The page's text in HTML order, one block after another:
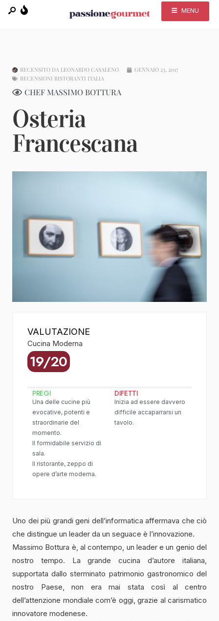
MENU
RECENSITO DA LEONARDO CASALENO
GENNAIO 23, 2017
RECENSIONI RISTORANTI ITALIA
CHEF MASSIMO BOTTURA
Osteria
Francescana
VALUTAZIONE
Cucina Moderna
19/20
PREGI
Una delle cucine più
evocative, potenti e
straordinarie del
momento.
Il formidabile servizio di
sala.
Il ristorante, zeppo di
opere d’arte moderna.
DIFETTI
Inizia ad essere davvero
difficile accaparrarsi un
tavolo.
Uno dei più grandi geni dell’informatica affermava che ciò
che distingue un leader da un seguace è l’innovazione.
Massimo Bottura è, al contempo, un leader e un genio del
nostro tempo. La grande cucina d’autore italiana,
supportata dallo sterminato patrimonio gastronomico del
nostro Paese, non era mai stata così al centro
dell’attenzione mondiale com’è oggi, grazie al carismatico
innovatore modenese.